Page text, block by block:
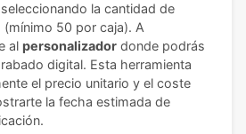
la cantidad de
(mínimo 50 por caja). A
al personalizador donde podrás
digital. Esta herramienta
el precio unitario y el coste
la fecha estimada de